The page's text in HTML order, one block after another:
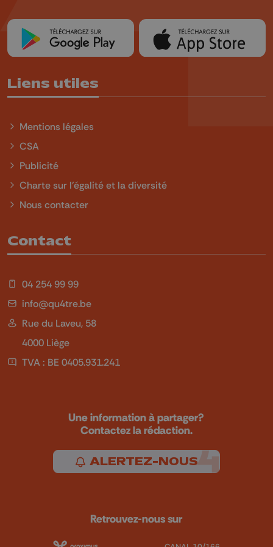
Liens utiles
Mentions légales
CSA
Publicité
Charte sur l'égalité et la diversité
Nous contacter
Contact
04 254 99 99
info@qu4tre.be
Rue du Laveu, 58
4000 Liège
TVA : BE 0405.931.241
Une information à partager?
Contactez la rédaction.
ALERTEZ-NOUS
Retrouvez-nous sur